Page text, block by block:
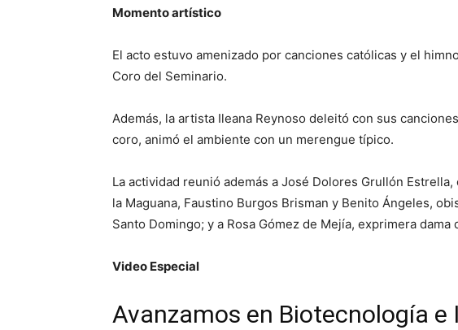
Momento artístico
El acto estuvo amenizado por canciones católicas y el
Coro del Seminario.
Además, la artista Ileana Reynoso deleitó con sus
coro, animó el ambiente con un merengue típico.
La actividad reunió además a José Dolores Grullón
la Maguana, Faustino Burgos Brisman y Benito Ángeles,
Santo Domingo; y a Rosa Gómez de Mejía, exprimera dama
Video Especial
Avanzamos en Biotecnología e